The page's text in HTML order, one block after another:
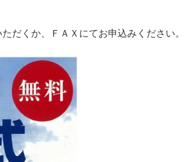
だくか、ＦＡＸにてお申込みください。